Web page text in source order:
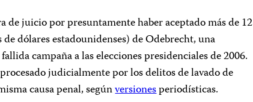
de juicio por presuntamente haber aceptado más de 12
dólares estadounidenses) de Odebrecht, una
campaña a las elecciones presidenciales de 2006.
judicialmente por los delitos de lavado de
causa penal, segúnversionesperiodísticas.